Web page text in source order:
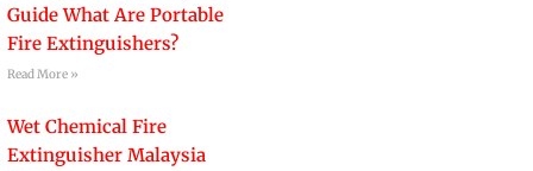
Guide What Are Portable
Fire Extinguishers?
Read More »
Wet Chemical Fire
Extinguisher Malaysia